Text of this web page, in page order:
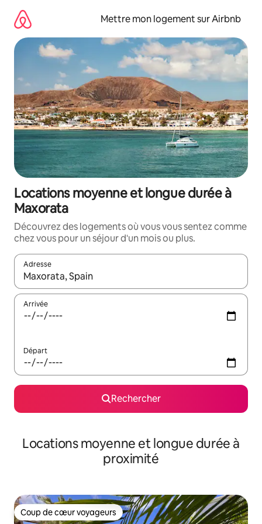
directement
contenu
Mettre mon logement sur Airbnb
Locations moyenne et longue durée à
Maxorata
Découvrez des logements où vous vous sentez comme
chez vous pour un séjour d'un mois ou plus.
Adresse
Lorsque les résultats s'affichent, utilisez les flèches vers le
Arrivée
Départ
Rechercher
Locations moyenne et longue durée à
proximité
Coup de cœur voyageurs
Coup de cœur voyageurs